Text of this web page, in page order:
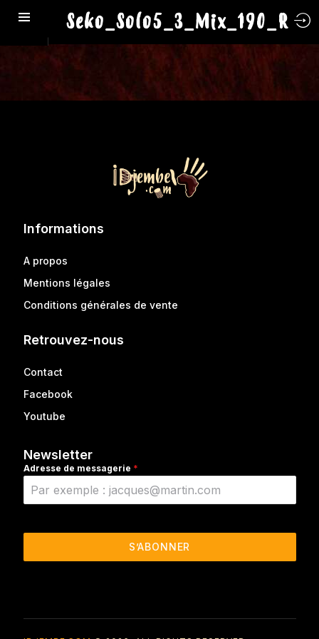
Seko_Solo5_3_Mix_190_R
Informations
A propos
Mentions légales
Conditions générales de vente
Retrouvez-nous
Contact
Facebook
Youtube
Newsletter
Adresse de messagerie *
S’ABONNER